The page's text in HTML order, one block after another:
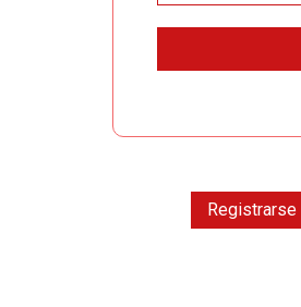
Registrarse